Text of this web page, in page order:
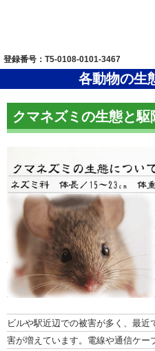
登録番号：T5-0108-0101-3467
各動物の生
クマネズミの生態と
ビルや駅近辺での被害が多く、最
害が増えています。電線や通信ケー